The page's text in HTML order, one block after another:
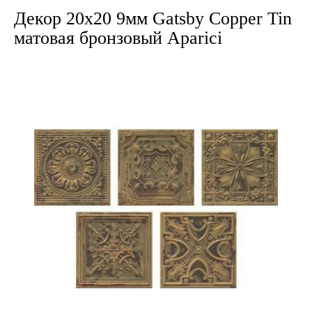
Декор 20x20 9мм Gatsby Copper Tin
матовая бронзовый Aparici